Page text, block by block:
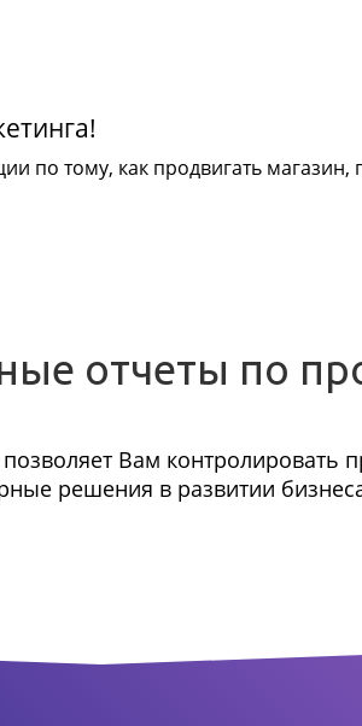
по тому, как продвигать
отчеты по
Вам контролировать
решения в развитии